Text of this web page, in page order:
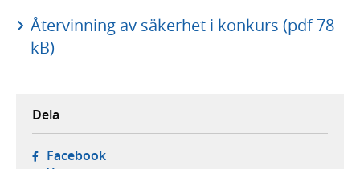
Återvinning av säkerhet i konkurs (pdf 78
kB)
Dela
Facebook- öppnas i ny flik, extern webbplats,